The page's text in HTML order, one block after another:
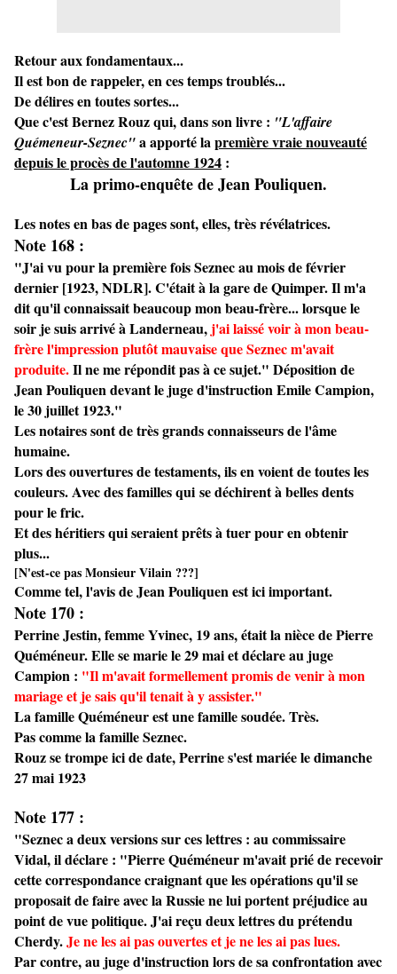
Retour aux fondamentaux...
Il est bon de rappeler, en ces temps troublés...
De délires en toutes sortes...
Que c'est Bernez Rouz qui, dans son livre : "L'affaire
Quémeneur-Seznec"a apporté lapremière vraie nouveauté
depuis le procès de l'automne 1924 :
La primo-enquête de Jean Pouliquen.
Les notes en bas de pages sont, elles, très révélatrices.
Note 168 :
"J'ai vu pour la première fois Seznec au mois de février
dernier [1923, NDLR]. C'était à la gare de Quimper. Il m'a
dit qu'il connaissait beaucoup mon beau-frère... lorsque le
soir je suis arrivé à Landerneau, j'ai laissé voir à mon beau-
frère l'impression plutôt mauvaise que Seznec m'avait
produite.Il ne me répondit pas à ce sujet." Déposition de
Jean Pouliquen devant le juge d'instruction Emile Campion,
le 30 juillet 1923."
Les notaires sont de très grands connaisseurs de l'âme
humaine.
Lors des ouvertures de testaments, ils en voient de toutes les
couleurs. Avec des familles qui se déchirent à belles dents
pour le fric.
Et des héritiers qui seraient prêts à tuer pour en obtenir
plus...
[N'est-ce pas Monsieur Vilain ???]
Comme tel, l'avis de Jean Pouliquen est ici important.
Note 170 :
Perrine Jestin, femme Yvinec, 19 ans, était la nièce de Pierre
Quéméneur. Elle se marie le 29 mai et déclare au juge
Campion : "Il m'avait formellement promis de venir à mon
mariage et je sais qu'il tenait à y assister."
La famille Quéméneur est une famille soudée. Très.
Pas comme la famille Seznec.
Rouz se trompe ici de date, Perrine s'est mariée le dimanche
27 mai 1923
Note 177 :
"Seznec a deux versions sur ces lettres : au commissaire
Vidal, il déclare : "Pierre Quéméneur m'avait prié de recevoir
cette correspondance craignant que les opérations qu'il se
proposait de faire avec la Russie ne lui portent préjudice au
point de vue politique. J'ai reçu deux lettres du prétendu
Cherdy.Je ne les ai pas ouvertes et je ne les ai pas lues.
Par contre, au juge d'instruction lors de sa confrontation avec